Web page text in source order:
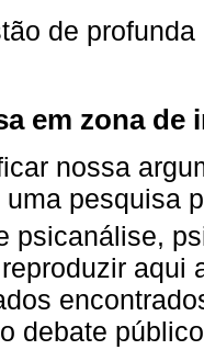
de
em zona de
nossa
pesquisa
psicanálise,
aqui
debate